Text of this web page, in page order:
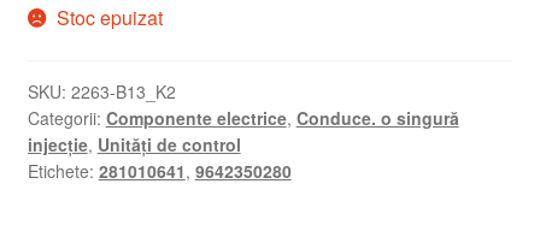
Stoc epuizat
SKU: 2263-B13_K2
Categorii: Componente electrice, Conduce. o singură
injecție, Unități de control
Etichete: 281010641, 9642350280